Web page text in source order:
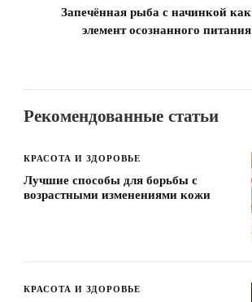
Запечённая рыба с начинкой как
элемент осознанного питания
Рекомендованные статьи
КРАСОТА И ЗДОРОВЬЕ
Лучшие способы для борьбы с
возрастными изменениями кожи
КРАСОТА И ЗДОРОВЬЕ